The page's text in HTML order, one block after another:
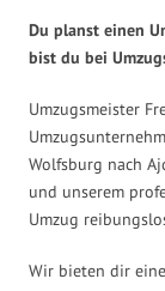
Du planst einen
bist du bei
Umzugsmeister
Wolfsburg nach
und unserem
Umzug
Wir bieten dir